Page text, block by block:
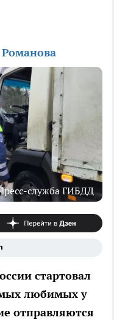
служба ГИБДД
стартовал
любимых у
отправляются